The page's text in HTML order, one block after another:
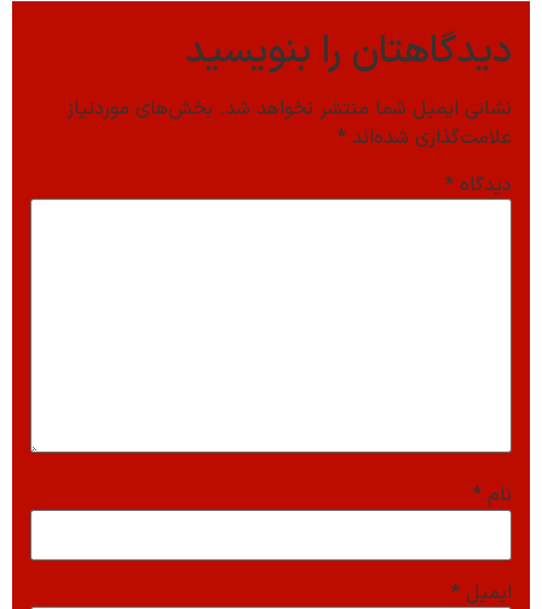
دیدگاهتان را بنویسید
نشانی ایمیل شما منتشر نخواهد شد. بخش‌های موردنیاز
علامت‌گذاری شده‌اند *
دیدگاه *
نام *
ایمیل *